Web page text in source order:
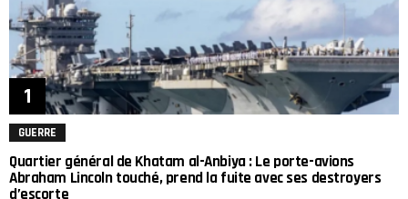
GUERRE
Quartier général de Khatam al-Anbiya : Le porte-avions
Abraham Lincoln touché, prend la fuite avec ses destroyers
d’escorte